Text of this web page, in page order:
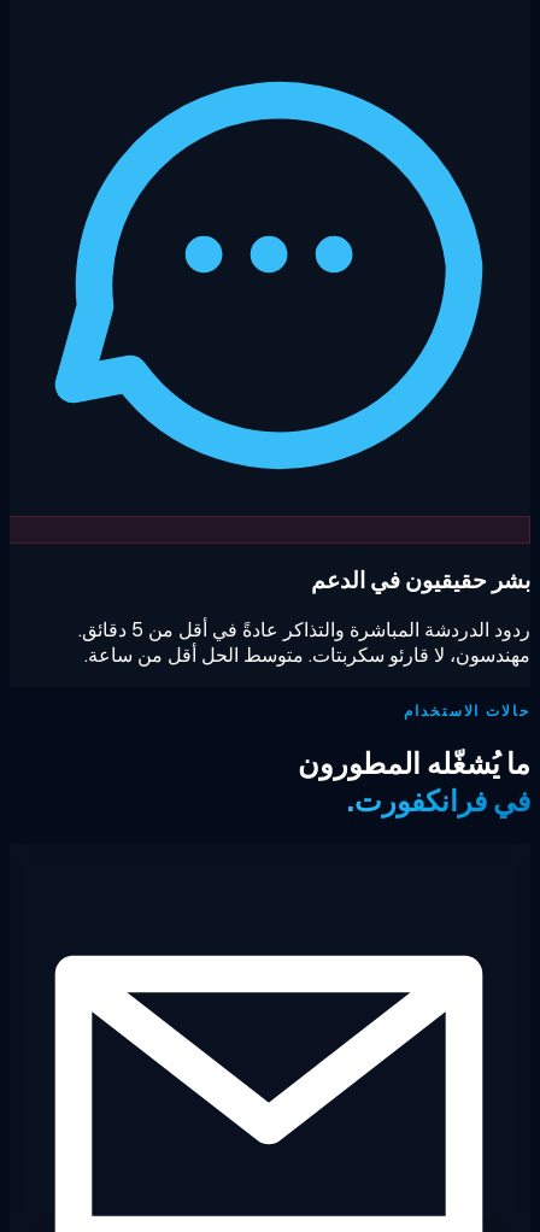
حقيقيون في الدعم
ردود الدردشة المباشرة والتذاكر عادةً في أقل من 5 دقائق.
لا قارئو سكربتات. متوسط الحل أقل من ساعة.
الاستخدام
يُشغّله المطورون
فرانكفورت.